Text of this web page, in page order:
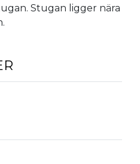
Stugan ligger nära